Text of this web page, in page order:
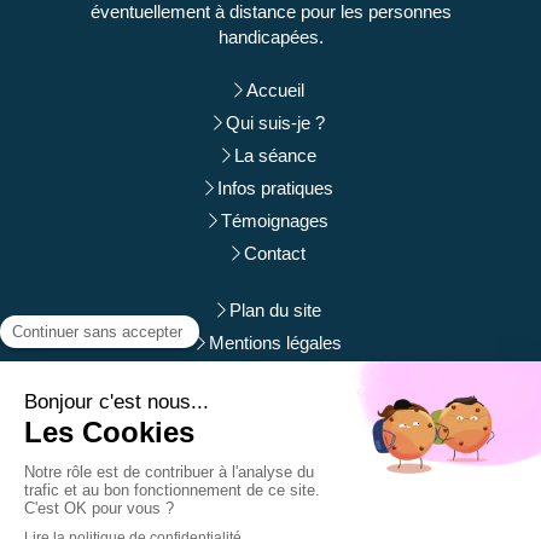
éventuellement à distance pour les personnes
handicapées.
Accueil
Qui suis-je ?
La séance
Infos pratiques
Témoignages
Contact
Plan du site
Mentions légales
DuLundiauSamedi et de 14hà
Prendre rendez-vous